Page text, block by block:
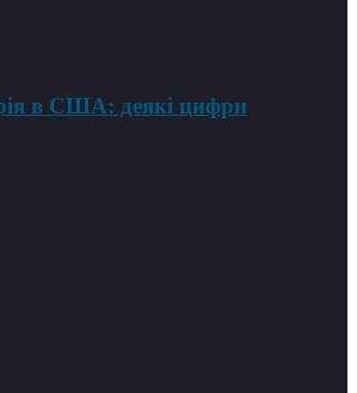
в США: деякі цифри